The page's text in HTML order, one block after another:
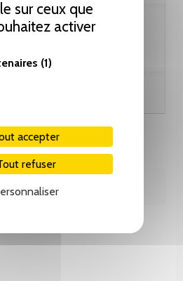
sur ceux que
activer
(1)
accepter
refuser